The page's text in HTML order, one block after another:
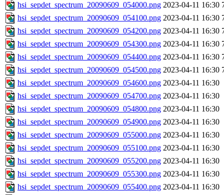
hsi_sepdet_spectrum_20090609_054000.png 2023-04-11 16:30
hsi_sepdet_spectrum_20090609_054100.png 2023-04-11 16:30
hsi_sepdet_spectrum_20090609_054200.png 2023-04-11 16:30
hsi_sepdet_spectrum_20090609_054300.png 2023-04-11 16:30
hsi_sepdet_spectrum_20090609_054400.png 2023-04-11 16:30
hsi_sepdet_spectrum_20090609_054500.png 2023-04-11 16:30
hsi_sepdet_spectrum_20090609_054600.png 2023-04-11 16:30
hsi_sepdet_spectrum_20090609_054700.png 2023-04-11 16:30
hsi_sepdet_spectrum_20090609_054800.png 2023-04-11 16:30
hsi_sepdet_spectrum_20090609_054900.png 2023-04-11 16:30
hsi_sepdet_spectrum_20090609_055000.png 2023-04-11 16:30
hsi_sepdet_spectrum_20090609_055100.png 2023-04-11 16:30
hsi_sepdet_spectrum_20090609_055200.png 2023-04-11 16:30
hsi_sepdet_spectrum_20090609_055300.png 2023-04-11 16:30
hsi_sepdet_spectrum_20090609_055400.png 2023-04-11 16:30